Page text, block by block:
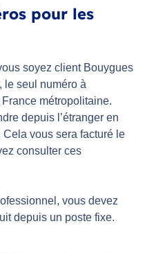
pour les
soyez client Bouygues
le seul numéro à
métropolitaine.
depuis l’étranger en
vous sera facturé le
consulter ces
vous devez
depuis un poste fixe.